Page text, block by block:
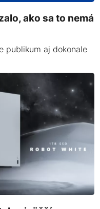
ako sa to nemá
publikum aj dokonale